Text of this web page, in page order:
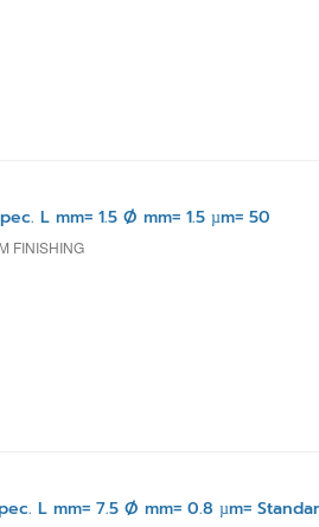
L mm= 1.5 Ø mm= 1.5 µm= 50
FINISHING
L mm= 7.5 Ø mm= 0.8 µm=